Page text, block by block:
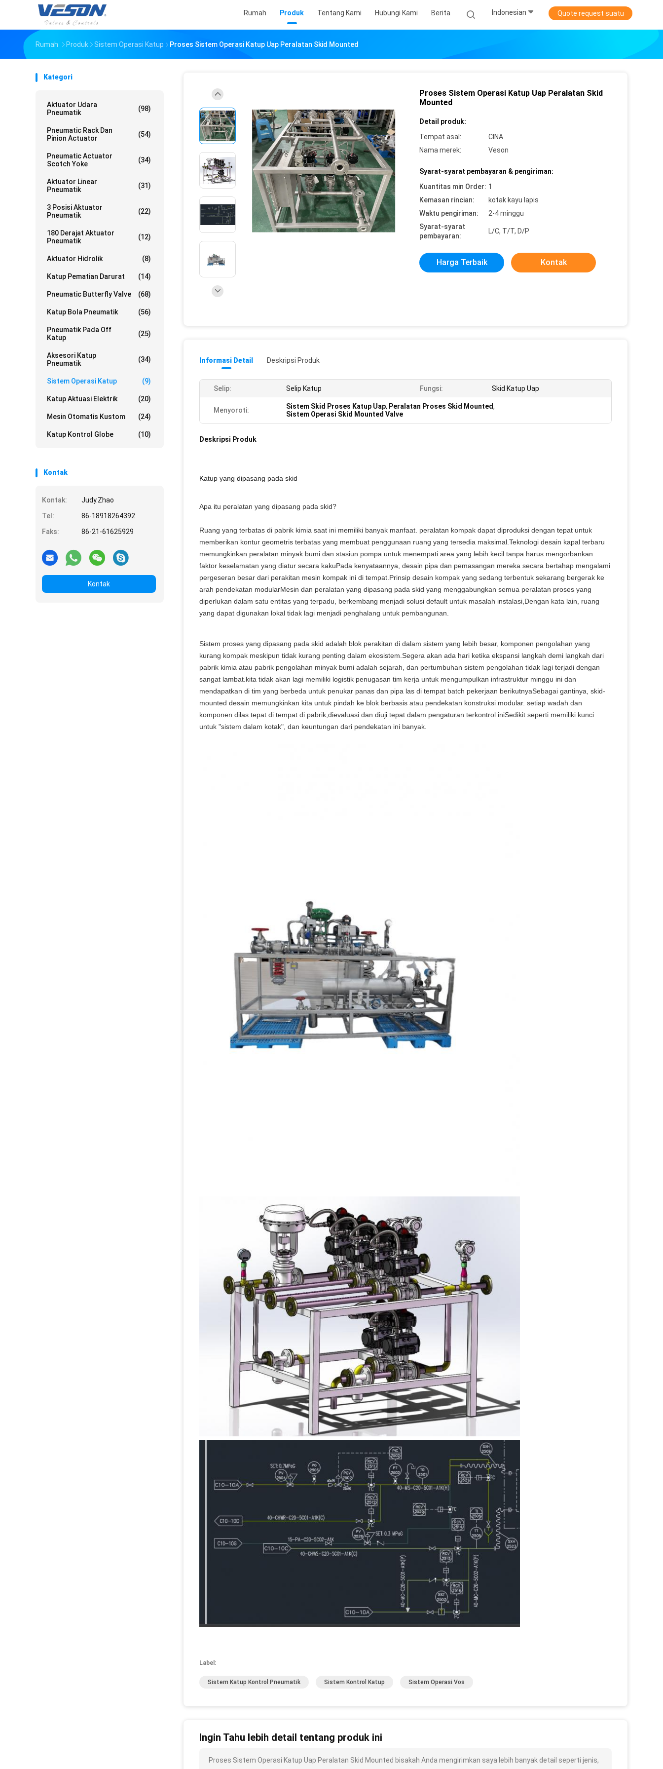
Rumah Produk Tentang Kami Hubungi Kami Berita Indonesian Quote request suatu
Rumah Produk Sistem Operasi Katup Proses Sistem Operasi Katup Uap Peralatan Skid Mounted
Kategori
Aktuator Udara
Pneumatik
(98)
Pneumatic Rack Dan
Pinion Actuator
(54)
Pneumatic Actuator
Scotch Yoke
(34)
Aktuator Linear
Pneumatik
(31)
3 Posisi Aktuator
Pneumatik
(22)
180 Derajat Aktuator
Pneumatik
(12)
Aktuator Hidrolik (8)
Katup Pematian Darurat (14)
Pneumatic Butterfly Valve (68)
Katup Bola Pneumatik (56)
Pneumatik Pada Off
Katup
(25)
Aksesori Katup
Pneumatik
(34)
Sistem Operasi Katup (9)
Katup Aktuasi Elektrik (20)
Mesin Otomatis Kustom (24)
Katup Kontrol Globe (10)
Kontak
Kontak:
Judy.Zhao
Tel:
86-18918264392
Faks:
86-21-61625929
Kontak
Proses Sistem Operasi Katup Uap Peralatan Skid
Mounted
Detail produk:
Tempat asal:
CINA
Nama merek:
Veson
Syarat-syarat pembayaran & pengiriman:
Kuantitas min Order: 1
Kemasan rincian:
kotak kayu lapis
Waktu pengiriman:
2-4 minggu
Syarat-syarat
pembayaran:
L/C, T/T, D/P
Harga Terbaik Kontak
Informasi Detail Deskripsi Produk
Selip: Selip Katup Fungsi: Skid Katup Uap
Menyoroti: Sistem Skid Proses Katup Uap, Peralatan Proses Skid Mounted,
Sistem Operasi Skid Mounted Valve
Deskripsi Produk
Katup yang dipasang pada skid
Apa itu peralatan yang dipasang pada skid?
Ruang yang terbatas di pabrik kimia saat ini memiliki banyak manfaat. peralatan kompak dapat diproduksi dengan tepat untuk
memberikan kontur geometris terbatas yang membuat penggunaan ruang yang tersedia maksimal.Teknologi desain kapal terbaru
memungkinkan peralatan minyak bumi dan stasiun pompa untuk menempati area yang lebih kecil tanpa harus mengorbankan
faktor keselamatan yang diatur secara kakuPada kenyataannya, desain pipa dan pemasangan mereka secara bertahap mengalami
pergeseran besar dari perakitan mesin kompak ini di tempat.Prinsip desain kompak yang sedang terbentuk sekarang bergerak ke
arah pendekatan modularMesin dan peralatan yang dipasang pada skid yang menggabungkan semua peralatan proses yang
diperlukan dalam satu entitas yang terpadu, berkembang menjadi solusi default untuk masalah instalasi,Dengan kata lain, ruang
yang dapat digunakan lokal tidak lagi menjadi penghalang untuk pembangunan.
Sistem proses yang dipasang pada skid adalah blok perakitan di dalam sistem yang lebih besar, komponen pengolahan yang
kurang kompak meskipun tidak kurang penting dalam ekosistem.Segera akan ada hari ketika ekspansi langkah demi langkah dari
pabrik kimia atau pabrik pengolahan minyak bumi adalah sejarah, dan pertumbuhan sistem pengolahan tidak lagi terjadi dengan
sangat lambat.kita tidak akan lagi memiliki logistik penugasan tim kerja untuk mengumpulkan infrastruktur minggu ini dan
mendapatkan di tim yang berbeda untuk penukar panas dan pipa las di tempat batch pekerjaan berikutnyaSebagai gantinya, skid-
mounted desain memungkinkan kita untuk pindah ke blok berbasis atau pendekatan konstruksi modular. setiap wadah dan
komponen dilas tepat di tempat di pabrik,dievaluasi dan diuji tepat dalam pengaturan terkontrol iniSedikit seperti memiliki kunci
untuk "sistem dalam kotak", dan keuntungan dari pendekatan ini banyak.
Label:
Sistem Katup Kontrol Pneumatik Sistem Kontrol Katup Sistem Operasi Vos
Ingin Tahu lebih detail tentang produk ini
Proses Sistem Operasi Katup Uap Peralatan Skid Mounted bisakah Anda mengirimkan saya lebih banyak detail seperti jenis,